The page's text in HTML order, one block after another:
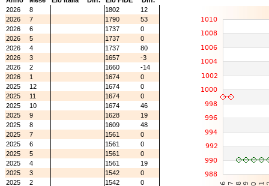
2026
8 1802
12
2026
7 1790
53
2026
6 1737
0
2026
5 1737
0
2026
4 1737
80
2026
3 1657
-3
2026
2 1660
-14
2026
1 1674
0
2025
12 1674
0
2025
11 1674
0
2025
10 1674
46
2025
9 1628
19
2025
8 1609
48
2025
7 1561
0
2025
6 1561
0
2025
5 1561
0
2025
4 1561
19
2025
3 1542
0
2025
2 1542
0